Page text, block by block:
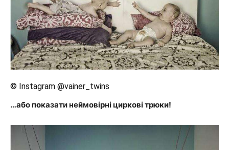
© Instagram @vainer_twins
…або показати неймовірні циркові трюки!